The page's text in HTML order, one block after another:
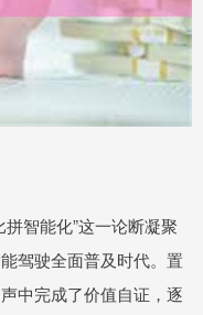
智能化”这一论断凝聚
驾驶全面普及时代。置
中完成了价值自证，逐